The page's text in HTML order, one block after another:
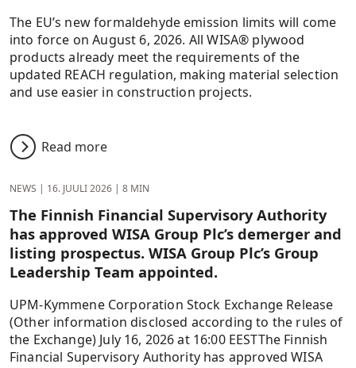
The EU’s new formaldehyde emission limits will come
into force on August 6, 2026. All WISA® plywood
products already meet the requirements of the
updated REACH regulation, making material selection
and use easier in construction projects.
Read more
NEWS | 16. JUULI 2026 | 8 MIN
The Finnish Financial Supervisory Authority
has approved WISA Group Plc’s demerger and
listing prospectus. WISA Group Plc’s Group
Leadership Team appointed.
UPM-Kymmene Corporation Stock Exchange Release
(Other information disclosed according to the rules of
the Exchange) July 16, 2026 at 16:00 EESTThe Finnish
Financial Supervisory Authority has approved WISA